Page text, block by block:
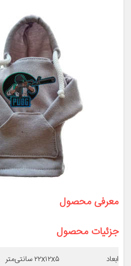
معرفی محصول
جزئیات محصول
ابعاد ۲۲x۱۲x۵ سانتی‌متر